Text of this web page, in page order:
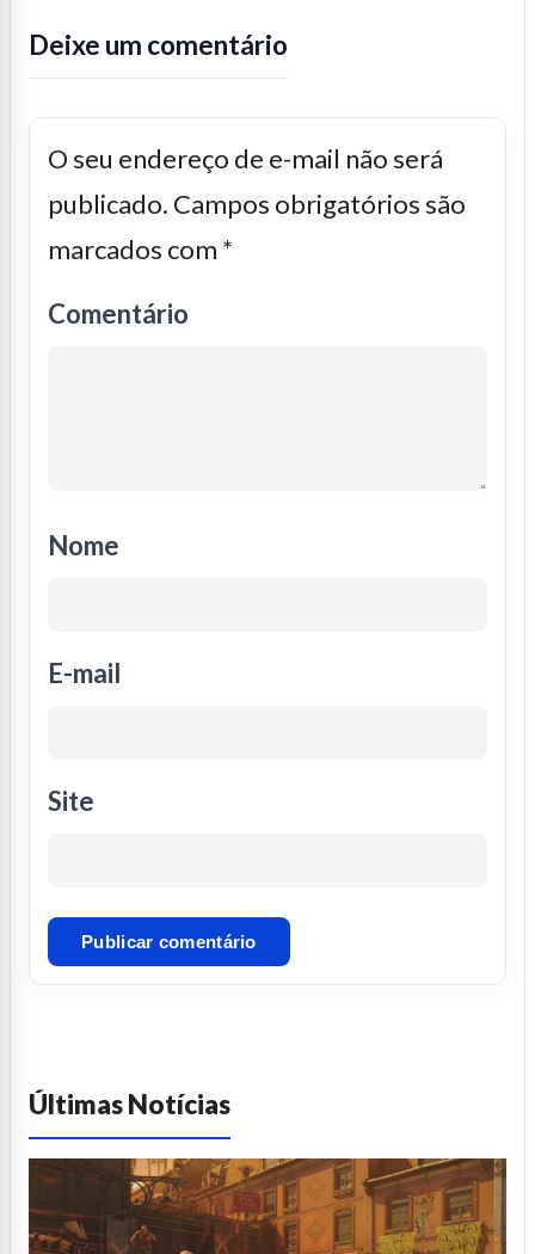
Deixe um comentário
O seu endereço de e-mail não será
publicado. Campos obrigatórios são
marcados com *
Comentário
Nome
E-mail
Site
Últimas Notícias